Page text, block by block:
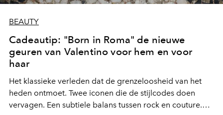
BEAUTY
Cadeautip: "Born in Roma" de nieuwe
geuren van Valentino voor hem en voor
haar
Het klassieke verleden dat de grenzeloosheid van het
heden ontmoet. Twee iconen die de stijlcodes doen
vervagen. Een subtiele balans tussen rock en couture.